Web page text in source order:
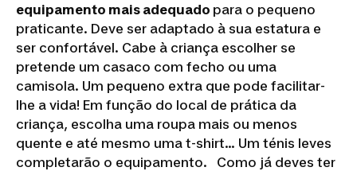
equipamento mais adequado para o pequeno
praticante. Deve ser adaptado à sua estatura e
ser confortável. Cabe à criança escolher se
pretende um casaco com fecho ou uma
camisola. Um pequeno extra que pode facilitar-
lhe a vida! Em função do local de prática da
criança, escolha uma roupa mais ou menos
quente e até mesmo uma t-shirt... Um ténis leves
completarão o equipamento. Como já deves ter